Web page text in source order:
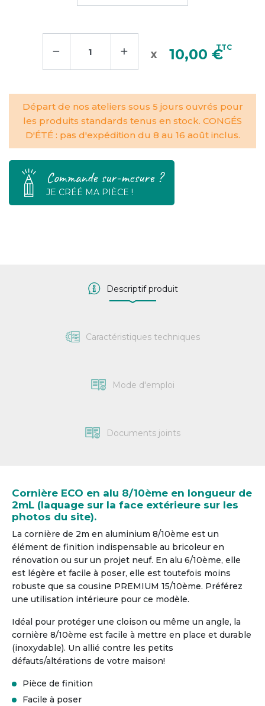
− + 10,00 €TTC
Départ de nos ateliers sous 5 jours ouvrés pour
les produits standards tenus en stock. CONGÉS
D'ÉTÉ : pas d'expédition du 8 au 16 août inclus.
Commande sur-mesure ?
JE CRÉÉ MA PIÈCE !
Descriptif produit
Caractéristiques techniques
Mode d'emploi
Documents joints
Cornière ECO en alu 8/10ème en longueur de
2mL (laquage sur la face extérieure sur les
photos du site).
La cornière de 2m en aluminium 8/10ème est un
élément de finition indispensable au bricoleur en
rénovation ou sur un projet neuf. En alu 6/10ème, elle
est légère et facile à poser, elle est toutefois moins
robuste que sa cousine PREMIUM 15/10ème. Préférez
une utilisation intérieure pour ce modèle.
Idéal pour protéger une cloison ou même un angle, la
cornière 8/10ème est facile à mettre en place et durable
(inoxydable). Un allié contre les petits
défauts/altérations de votre maison!
Pièce de finition
Facile à poser